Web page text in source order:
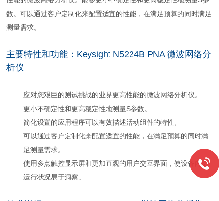
数。可以通过客户定制化来配置适宜的性能，在满足预算的同时满足
测量需求。
主要特性和功能：Keysight N5224B PNA 微波网络分
析仪
应对您艰巨的测试挑战的业界更高性能的微波网络分析仪。
更小不确定性和更高稳定性地测量S参数。
简化设置的应用程序可以有效描述活动组件的特性。
可以通过客户定制化来配置适宜的性能，在满足预算的同时满
足测量需求。
使用多点触控显示屏和更加直观的用户交互界面，使设备内部
运行状况易于洞察。